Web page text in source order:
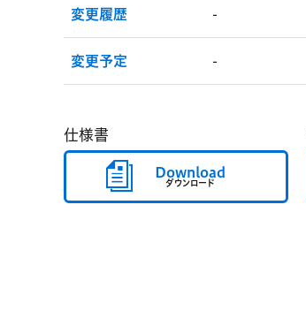
変更履歴 -
変更予定 -
仕様書
Download
ダウンロード